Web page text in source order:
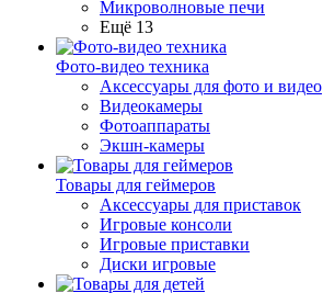
Микроволновые печи
Ещё 13
Фото-видео техника
Аксессуары для фото и видео
Видеокамеры
Фотоаппараты
Экшн-камеры
Товары для геймеров
Аксессуары для приставок
Игровые консоли
Игровые приставки
Диски игровые